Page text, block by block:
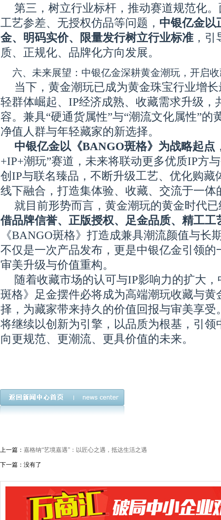
第三，树立行业标杆，推动赛道规范化
工艺参差、无授权仿品等问题， 中银亿金以
金、明码实价、限量发行树立行业标准 ，
质、正规化、品牌化方向发展。
六、未来展望：中银亿金深耕黄金潮玩，开启
当下，黄金潮玩已成为黄金珠宝行业增
轻群体崛起、IP经济成熟、收藏需求升级，
容。兼具“硬通货属性”与“潮流文化属性”的
净值人群与年轻藏家的新选择。
中银亿金以《BANGO斑格》为战略起点
+IP+潮玩”赛道，未来将联动更多优质IP方
创IP与联名臻品，不断升级工艺、优化购藏
线下融合，打造集体验、收藏、交流于一体
就目前形势而言，黄金潮玩的黄金时代
借品牌信誉、正版授权、足金品质、精工工
《BANGO斑格》打造成兼具潮流颜值与长
不仅是一次产品发布，更是中银亿金引领的
审美升级与价值重构。
随着收藏市场的认可与IP影响力的扩大
斑格》足金摆件必将成为高端潮玩收藏与黄
择，为藏家带来持久的价值回报与审美享受
将继续以创新为引擎，以品质为根基，引领
向更规范、更潮流、更具价值的未来。
上一篇： 嘉格纳“艺境嘉遇”：以匠心之遇，抵达生活之遇
下一篇：没有了